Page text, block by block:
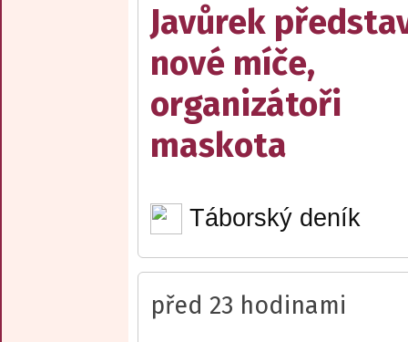
Javůrek
nové míče,
organizátoři
maskota
Táborský deník
před 23 hodinami